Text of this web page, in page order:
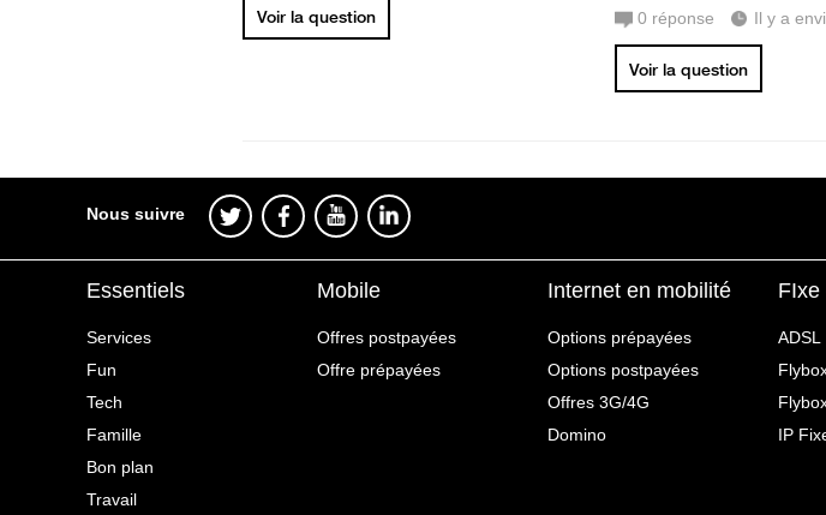
Voir la question 0 réponse Il y a
Voir la question
Nous suivre
Essentiels
Services
Fun
Tech
Famille
Bon plan
Travail
Mobile
Offres postpayées
Offre prépayées
Internet en mobilité
Options prépayées
Options postpayées
Offres 3G/4G
Domino
FIxe
ADSL
IP